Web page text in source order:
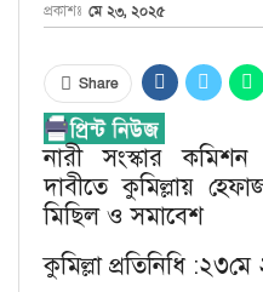
প্রকাশঃ মে ২৩, ২০২৫
Share
নারী সংস্কার
দাবীতে কুমিল্লায়
মিছিল ও সমাবেশ
কুমিল্লা প্রতিনিধি